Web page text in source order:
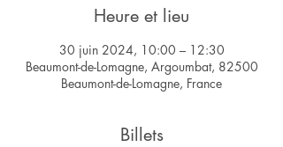
Heure et lieu
30 juin 2024, 10:00 – 12:30
Beaumont-de-Lomagne, Argoumbat, 82500
Beaumont-de-Lomagne, France
Billets